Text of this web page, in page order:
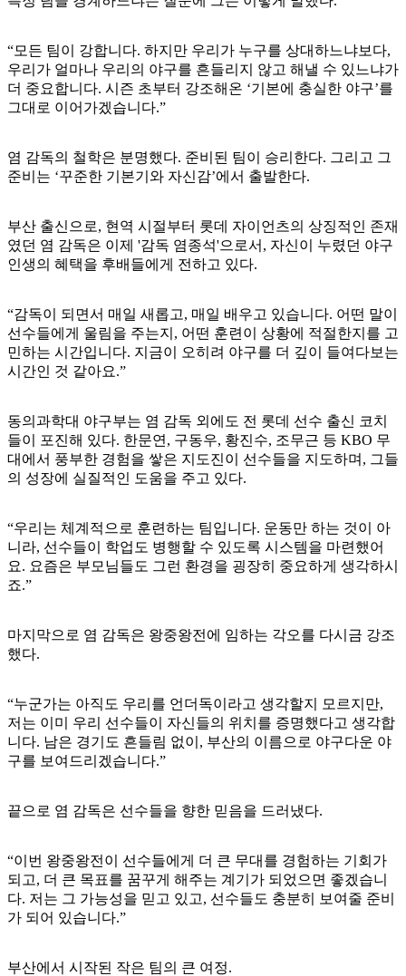
“모든 팀이 강합니다. 하지만 우리가 누구를 상대하느냐보다,
우리가 얼마나 우리의 야구를 흔들리지 않고 해낼 수 있느냐가
더 중요합니다. 시즌 초부터 강조해온 ‘기본에 충실한 야구’를
그대로 이어가겠습니다.”
염 감독의 철학은 분명했다. 준비된 팀이 승리한다. 그리고 그
준비는 ‘꾸준한 기본기와 자신감’에서 출발한다.
부산 출신으로, 현역 시절부터 롯데 자이언츠의 상징적인 존재
였던 염 감독은 이제 '감독 염종석'으로서, 자신이 누렸던 야구
인생의 혜택을 후배들에게 전하고 있다.
“감독이 되면서 매일 새롭고, 매일 배우고 있습니다. 어떤 말이
선수들에게 울림을 주는지, 어떤 훈련이 상황에 적절한지를 고
민하는 시간입니다. 지금이 오히려 야구를 더 깊이 들여다보는
시간인 것 같아요.”
동의과학대 야구부는 염 감독 외에도 전 롯데 선수 출신 코치
들이 포진해 있다. 한문연, 구동우, 황진수, 조무근 등 KBO 무
대에서 풍부한 경험을 쌓은 지도진이 선수들을 지도하며, 그들
의 성장에 실질적인 도움을 주고 있다.
“우리는 체계적으로 훈련하는 팀입니다. 운동만 하는 것이 아
니라, 선수들이 학업도 병행할 수 있도록 시스템을 마련했어
요. 요즘은 부모님들도 그런 환경을 굉장히 중요하게 생각하시
죠.”
마지막으로 염 감독은 왕중왕전에 임하는 각오를 다시금 강조
했다.
“누군가는 아직도 우리를 언더독이라고 생각할지 모르지만,
저는 이미 우리 선수들이 자신들의 위치를 증명했다고 생각합
니다. 남은 경기도 흔들림 없이, 부산의 이름으로 야구다운 야
구를 보여드리겠습니다.”
끝으로 염 감독은 선수들을 향한 믿음을 드러냈다.
“이번 왕중왕전이 선수들에게 더 큰 무대를 경험하는 기회가
되고, 더 큰 목표를 꿈꾸게 해주는 계기가 되었으면 좋겠습니
다. 저는 그 가능성을 믿고 있고, 선수들도 충분히 보여줄 준비
가 되어 있습니다.”
부산에서 시작된 작은 팀의 큰 여정.